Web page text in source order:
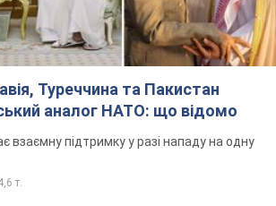
Туреччина та Пакистан
аналог НАТО: що відомо
взаємну підтримку у разі нападу на одну
т.